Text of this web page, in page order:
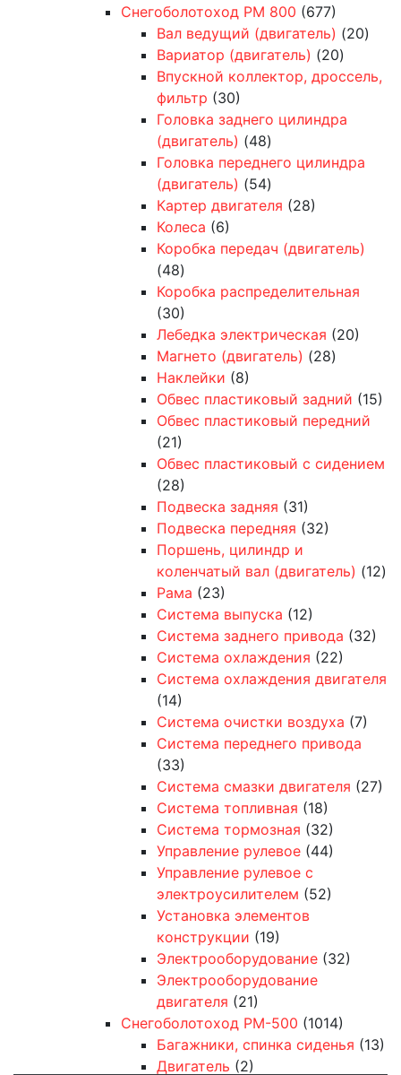
Снегоболотоход РМ 800 (677)
Вал ведущий (двигатель) (20)
Вариатор (двигатель) (20)
Впускной коллектор, дроссель,
фильтр (30)
Головка заднего цилиндра
(двигатель) (48)
Головка переднего цилиндра
(двигатель) (54)
Картер двигателя (28)
Колеса (6)
Коробка передач (двигатель)
(48)
Коробка распределительная
(30)
Лебедка электрическая (20)
Магнето (двигатель) (28)
Наклейки (8)
Обвес пластиковый задний (15)
Обвес пластиковый передний
(21)
Обвес пластиковый с сидением
(28)
Подвеска задняя (31)
Подвеска передняя (32)
Поршень, цилиндр и
коленчатый вал (двигатель) (12)
Рама (23)
Система выпуска (12)
Система заднего привода (32)
Система охлаждения (22)
Система охлаждения двигателя
(14)
Система очистки воздуха (7)
Система переднего привода
(33)
Система смазки двигателя (27)
Система топливная (18)
Система тормозная (32)
Управление рулевое (44)
Управление рулевое с
электроусилителем (52)
Установка элементов
конструкции (19)
Электрооборудование (32)
Электрооборудование
двигателя (21)
Снегоболотоход РМ-500 (1014)
Багажники, спинка сиденья (13)
Двигатель (2)